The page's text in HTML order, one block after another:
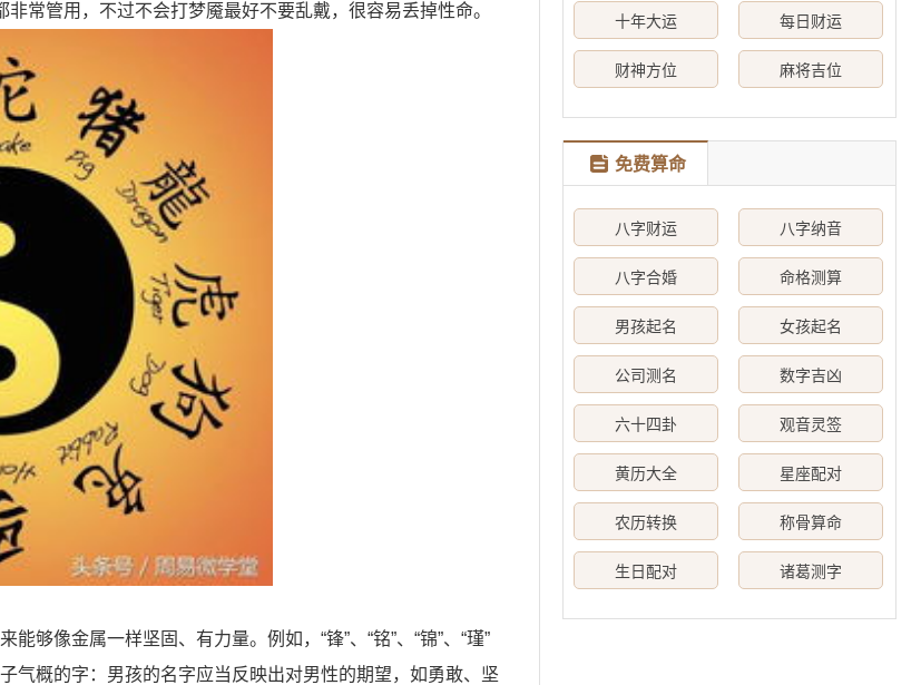
常管用，不过不会打梦魇最好不要乱戴，很容易丢掉性命。
够像金属一样坚固、有力量。例如，“锋”、“铭”、“锦”、“瑾”
气概的字：男孩的名字应当反映出对男性的期望，如勇敢、坚
十年大运 每日财运
财神方位 麻将吉位
免费算命
八字财运 八字纳音
八字合婚 命格测算
男孩起名 女孩起名
公司测名 数字吉凶
六十四卦 观音灵签
黄历大全 星座配对
农历转换 称骨算命
生日配对 诸葛测字